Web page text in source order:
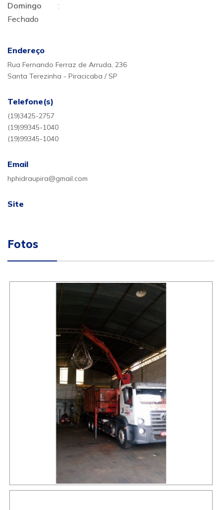
Domingo
:
Fechado
Endereço
Rua Fernando Ferraz de Arruda, 236
Santa Terezinha - Piracicaba / SP
Telefone(s)
(19)3425-2757
(19)99345-1040
(19)99345-1040
Email
hphidraupira@gmail.com
Site
Fotos